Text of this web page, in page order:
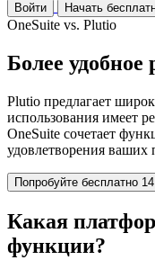
Войти Начать
OneSuite vs. Plutio
Более
Plutio предлагает
использования имеет
OneSuite сочетает
удовлетворения ваших
Попробуйте бесплатно
Какая
функции?